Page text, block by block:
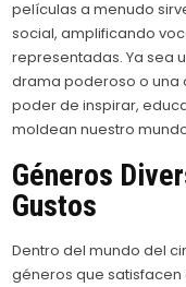
películas a menudo
social, amplificando
representadas. Ya sea
drama poderoso o una
poder de inspirar,
moldean nuestro
Géneros
Gustos
Dentro del mundo del
géneros que satisfacen